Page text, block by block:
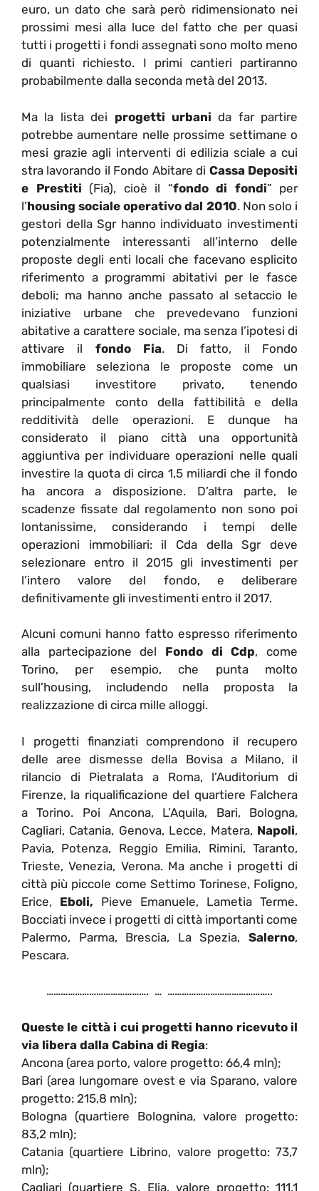
euro, un dato che sarà però ridimensionato nei
prossimi mesi alla luce del fatto che per quasi
tutti i progetti i fondi assegnati sono molto meno
di quanti richiesto. I primi cantieri partiranno
probabilmente dalla seconda metà del 2013.
Ma la lista dei progetti urbani da far partire
potrebbe aumentare nelle prossime settimane o
mesi grazie agli interventi di edilizia sciale a cui
stra lavorando il Fondo Abitare di Cassa Depositi
e Prestiti (Fia), cioè il “fondo di fondi” per
l’housing sociale operativo dal 2010. Non solo i
gestori della Sgr hanno individuato investimenti
potenzialmente interessanti all’interno delle
proposte degli enti locali che facevano esplicito
riferimento a programmi abitativi per le fasce
deboli; ma hanno anche passato al setaccio le
iniziative urbane che prevedevano funzioni
abitative a carattere sociale, ma senza l’ipotesi di
attivare il fondo Fia. Di fatto, il Fondo
immobiliare seleziona le proposte come un
qualsiasi investitore privato, tenendo
principalmente conto della fattibilità e della
redditività delle operazioni. E dunque ha
considerato il piano città una opportunità
aggiuntiva per individuare operazioni nelle quali
investire la quota di circa 1,5 miliardi che il fondo
ha ancora a disposizione. D’altra parte, le
scadenze fissate dal regolamento non sono poi
lontanissime, considerando i tempi delle
operazioni immobiliari: il Cda della Sgr deve
selezionare entro il 2015 gli investimenti per
l’intero valore del fondo, e deliberare
definitivamente gli investimenti entro il 2017.
Alcuni comuni hanno fatto espresso riferimento
alla partecipazione del Fondo di Cdp, come
Torino, per esempio, che punta molto
sull’housing, includendo nella proposta la
realizzazione di circa mille alloggi.
I progetti finanziati comprendono il recupero
delle aree dismesse della Bovisa a Milano, il
rilancio di Pietralata a Roma, l’Auditorium di
Firenze, la riqualificazione del quartiere Falchera
a Torino. Poi Ancona, L’Aquila, Bari, Bologna,
Cagliari, Catania, Genova, Lecce, Matera, Napoli,
Pavia, Potenza, Reggio Emilia, Rimini, Taranto,
Trieste, Venezia, Verona. Ma anche i progetti di
città più piccole come Settimo Torinese, Foligno,
Erice, Eboli, Pieve Emanuele, Lametia Terme.
Bocciati invece i progetti di città importanti come
Palermo, Parma, Brescia, La Spezia, Salerno,
Pescara.
……………………………………. … ……………………………………..
Queste le città i cui progetti hanno ricevuto il
via libera dalla Cabina di Regia:
Ancona (area porto, valore progetto: 66,4 mln);
Bari (area lungomare ovest e via Sparano, valore
progetto: 215,8 mln);
Bologna (quartiere Bolognina, valore progetto:
83,2 mln);
Catania (quartiere Librino, valore progetto: 73,7
mln);
Cagliari (quartiere S. Elia, valore progetto: 111,1